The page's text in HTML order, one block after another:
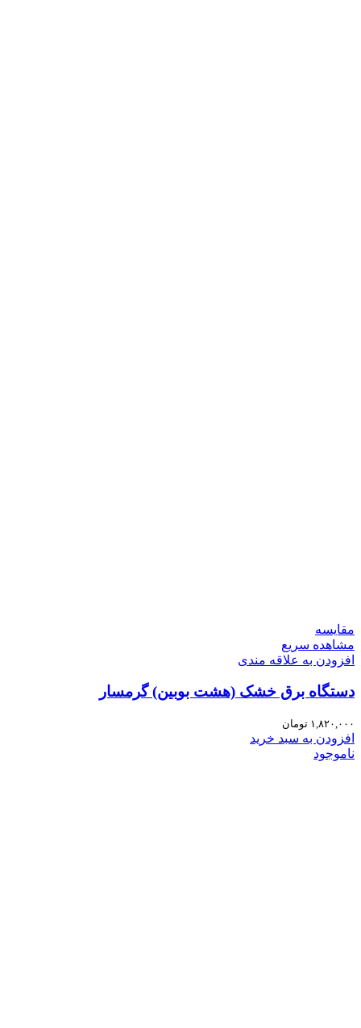
مقایسه
مشاهده سریع
افزودن به علاقه مندی
دستگاه برق خشک (هشت بوبین) گرمسار
۱,۸۲۰,۰۰۰ تومان
افزودن به سبد خرید
ناموجود